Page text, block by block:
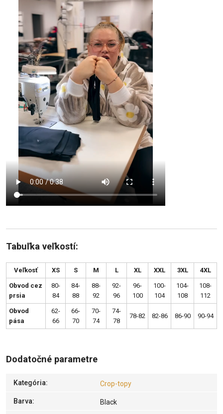
Tabuľka veľkostí:
Veľkosť XS S M L XL XXL 3XL 4XL
Obvod cez
prsia
80-
84
84-
88
88-
92
92-
96
96-
100
100-
104
104-
108
108-
112
Obvod
pása
62-
66
66-
70
70-
74
74-
78
78-82 82-86 86-90 90-94
Dodatočné parametre
Kategória: Crop-topy
Barva: Black